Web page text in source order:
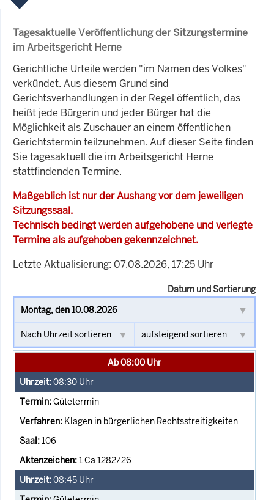
Tagesaktuelle Veröffentlichung der Sitzungstermine
im Arbeitsgericht Herne
Gerichtliche Urteile werden "im Namen des Volkes"
verkündet. Aus diesem Grund sind
Gerichtsverhandlungen in der Regel öffentlich, das
heißt jede Bürgerin und jeder Bürger hat die
Möglichkeit als Zuschauer an einem öffentlichen
Gerichtstermin teilzunehmen. Auf dieser Seite finden
Sie tagesaktuell die im Arbeitsgericht Herne
stattfindenden Termine.
Maßgeblich ist nur der Aushang vor dem jeweiligen
Sitzungssaal.
Technisch bedingt werden aufgehobene und verlegte
Termine als aufgehoben gekennzeichnet.
Letzte Aktualisierung: 07.08.2026, 17:25 Uhr
Datum und Sortierung
Ab 08:00 Uhr
08:30 Uhr
Gütetermin
Klagen in bürgerlichen Rechtsstreitigkeiten
106
1 Ca 1282/26
08:45 Uhr